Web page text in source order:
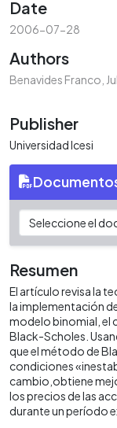
Date
2006-07-28
Authors
Benavides Franco,
Publisher
Universidad Icesi
Resumen
El artículo revisa la
la implementación
modelo binomial, el
Black-Scholes.
que el método de
condiciones
cambio,obtiene
los precios de las
durante un período